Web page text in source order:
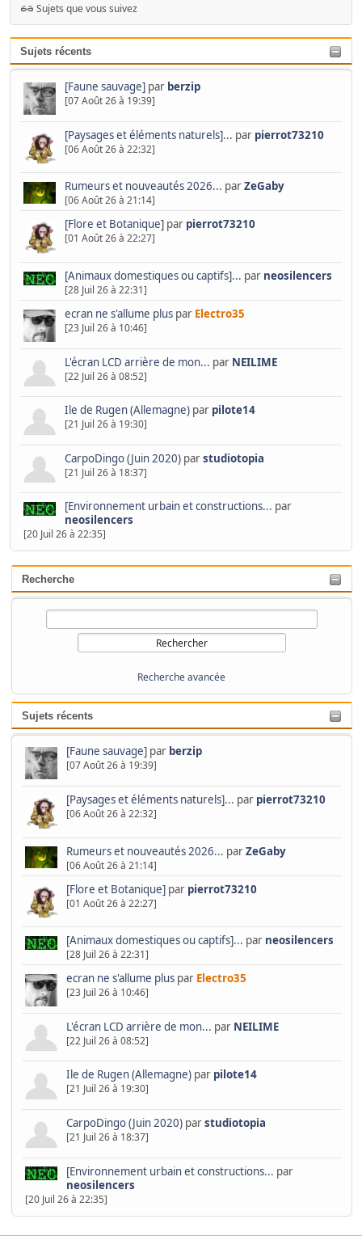
Recherche
Recherche avancée
Sujets récents
[Faune sauvage] par berzip
[07 Août 26 à 19:39]
[Paysages et éléments naturels]... par pierrot73210
[06 Août 26 à 22:32]
Rumeurs et nouveautés 2026... parZeGaby
[06 Août 26 à 21:14]
[Flore et Botanique]par pierrot73210
[01 Août 26 à 22:27]
[Animaux domestiques ou captifs]... par neosilencers
[28 Juil 26 à 22:31]
ecran ne s'allume pluspar Electro35
[23 Juil 26 à 10:46]
L'écran LCD arrière de mon... par NEILIME
[22 Juil 26 à 08:52]
Ile de Rugen (Allemagne)par pilote14
[21 Juil 26 à 19:30]
CarpoDingo (Juin 2020)parstudiotopia
[21 Juil 26 à 18:37]
[Environnement urbain et constructions... par
neosilencers
[20 Juil 26 à 22:35]
Sujets que vous suivez
Sujets récents
[Faune sauvage] par berzip
[07 Août 26 à 19:39]
[Paysages et éléments naturels]... par pierrot73210
[06 Août 26 à 22:32]
Rumeurs et nouveautés 2026... parZeGaby
[06 Août 26 à 21:14]
[Flore et Botanique]par pierrot73210
[01 Août 26 à 22:27]
[Animaux domestiques ou captifs]... par neosilencers
[28 Juil 26 à 22:31]
ecran ne s'allume pluspar Electro35
[23 Juil 26 à 10:46]
L'écran LCD arrière de mon... par NEILIME
[22 Juil 26 à 08:52]
Ile de Rugen (Allemagne)par pilote14
[21 Juil 26 à 19:30]
CarpoDingo (Juin 2020)parstudiotopia
[21 Juil 26 à 18:37]
[Environnement urbain et constructions... par
neosilencers
[20 Juil 26 à 22:35]